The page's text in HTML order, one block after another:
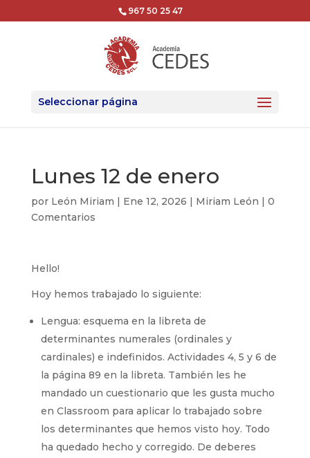
967 50 25 47
Seleccionar página
Lunes 12 de enero
por León Miriam | Ene 12, 2026 | Miriam León | 0
Comentarios
Hello!
Hoy hemos trabajado lo siguiente:
Lengua: esquema en la libreta de
determinantes numerales (ordinales y
cardinales) e indefinidos. Actividades 4, 5 y 6 de
la página 89 en la libreta. También les he
mandado un cuestionario que les gusta mucho
en Classroom para aplicar lo trabajado sobre
los determinantes que hemos visto hoy. Todo
ha quedado hecho y corregido. De deberes